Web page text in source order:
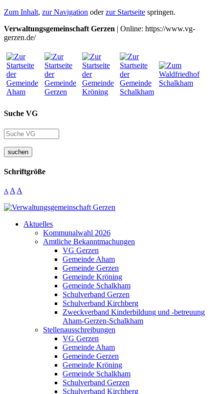
Zum Inhalt, zur Navigation oderzur Startseite springen.
Verwaltungsgemeinschaft Gerzen | Online: https://www.vg-
gerzen.de/
Suche VG
suchen
Schriftgröße
A A A
Aktuelles
Kommunalwahl 2026
Amtliche Bekanntmachungen
VG Gerzen
Gemeinde Aham
Gemeinde Gerzen
Gemeinde Kröning
Gemeinde Schalkham
Schulverband Gerzen
Schulverband Kirchberg
Zweckverband Kinderbildung und -betreuung
Aham-Gerzen-Schalkham
Stellenausschreibungen
VG Gerzen
Gemeinde Aham
Gemeinde Gerzen
Gemeinde Kröning
Gemeinde Schalkham
Schulverband Gerzen
Schulverband Kirchberg